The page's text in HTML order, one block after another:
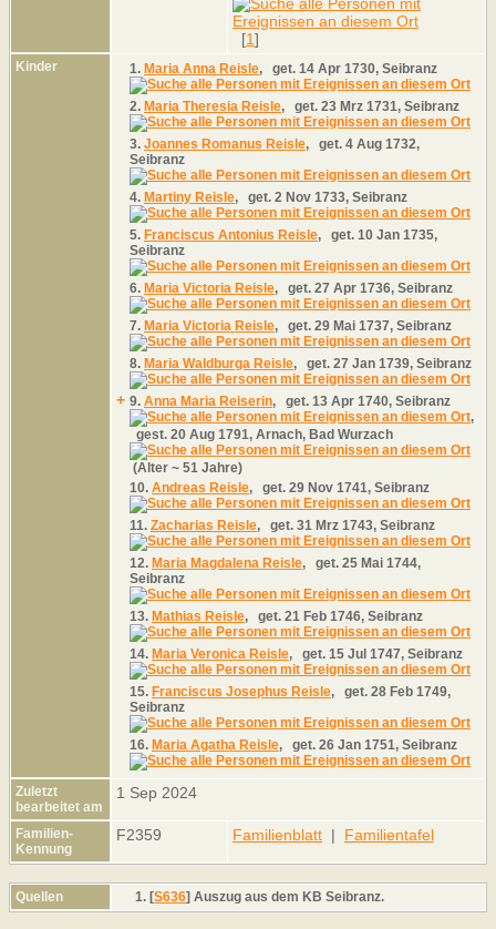
[1]
Kinder 1. Maria Anna Reisle, get. 14 Apr 1730, Seibranz
2. Maria Theresia Reisle, get. 23 Mrz 1731, Seibranz
3. Joannes Romanus Reisle, get. 4 Aug 1732,
Seibranz
4. Martiny Reisle, get. 2 Nov 1733, Seibranz
5. Franciscus Antonius Reisle, get. 10 Jan 1735,
Seibranz
6. Maria Victoria Reisle, get. 27 Apr 1736, Seibranz
7. Maria Victoria Reisle, get. 29 Mai 1737, Seibranz
8. Maria Waldburga Reisle, get. 27 Jan 1739, Seibranz
+ 9. Anna Maria Reiserin, get. 13 Apr 1740, Seibranz
,
gest. 20 Aug 1791, Arnach, Bad Wurzach
(Alter ~ 51 Jahre)
10. Andreas Reisle, get. 29 Nov 1741, Seibranz
11. Zacharias Reisle, get. 31 Mrz 1743, Seibranz
12. Maria Magdalena Reisle, get. 25 Mai 1744,
Seibranz
13. Mathias Reisle, get. 21 Feb 1746, Seibranz
14. Maria Veronica Reisle, get. 15 Jul 1747, Seibranz
15. Franciscus Josephus Reisle, get. 28 Feb 1749,
Seibranz
16. Maria Agatha Reisle, get. 26 Jan 1751, Seibranz
Zuletzt
bearbeitet am
1 Sep 2024
Familien-
Kennung
F2359 Familienblatt | Familientafel
Quellen [S636] Auszug aus dem KB Seibranz.